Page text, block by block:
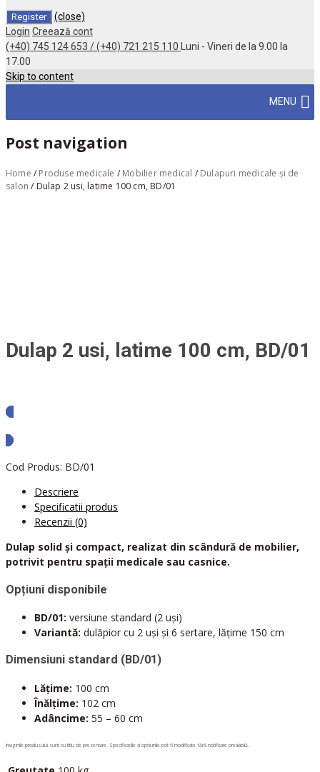
(close)
Login Creează cont
(+40) 745 124 653 / (+40) 721 215 110
Luni - Vineri de la 9.00 la
17.00
Skip to content
MENU
Post navigation
Home / Produse medicale / Mobilier medical / Dulapuri medicale și de
salon / Dulap 2 usi, latime 100 cm, BD/01
Dulap 2 usi, latime 100 cm, BD/01
Cod Produs: BD/01
Descriere
Specificatii produs
Recenzii (0)
Dulap solid și compact, realizat din scândură de mobilier,
potrivit pentru spații medicale sau casnice.
Opțiuni disponibile
BD/01: versiune standard (2 uși)
Variantă: dulăpior cu 2 uși și 6 sertare, lățime 150 cm
Dimensiuni standard (BD/01)
Lățime: 100 cm
Înălțime: 102 cm
Adâncime: 55 – 60 cm
Imaginile produsului sunt cu titlu de prezentare. Specificațiile și opțiunile pot fi modificate fără notificare prealabilă.